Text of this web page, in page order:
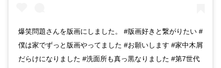
爆笑問題さんを版画にしました。 #版画好きと繋がりたい #
僕は家でずっと版画やってました #お願いします #家中木屑
だらけになりました #洗面所も真っ黒なりました #第7世代